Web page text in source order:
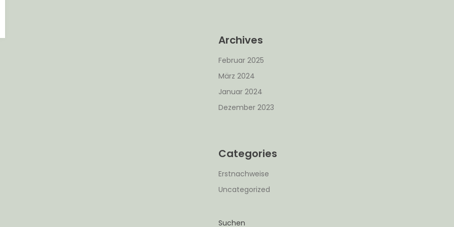
Archives
Februar 2025
März 2024
Januar 2024
Dezember 2023
Categories
Erstnachweise
Uncategorized
Suchen